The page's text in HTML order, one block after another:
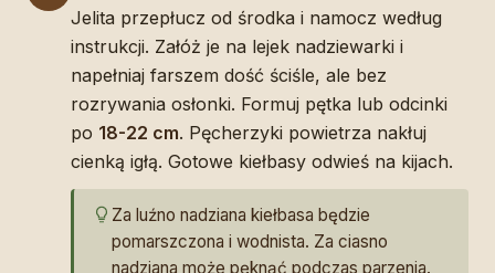
Jelita przepłucz od środka i namocz według
instrukcji. Załóż je na lejek nadziewarki i
napełniaj farszem dość ściśle, ale bez
rozrywania osłonki. Formuj pętka lub odcinki
po 18-22 cm. Pęcherzyki powietrza nakłuj
cienką igłą. Gotowe kiełbasy odwieś na kijach.
Za luźno nadziana kiełbasa będzie
pomarszczona i wodnista. Za ciasno
nadziana może pęknąć podczas parzenia.